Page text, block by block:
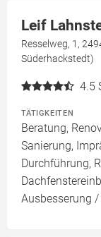
Leif
Resselweg, 1,
Süderhackstedt)
4.5
TÄTIGKEITEN
Beratung,
Sanierung,
Durchführung,
Ausbesserung /